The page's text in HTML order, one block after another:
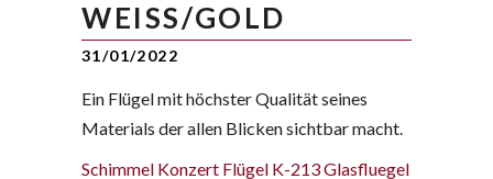
WEISS/GOLD
31/01/2022
Ein Flügel mit höchster Qualität seines
Materials der allen Blicken sichtbar macht.
Schimmel Konzert Flügel K-213 Glasfluegel